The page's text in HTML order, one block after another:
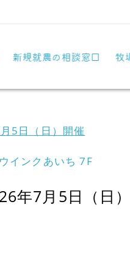
新規就農の相談窓口 牧
5日（日）開催
ウインクあいち 7F
年7月5日（日